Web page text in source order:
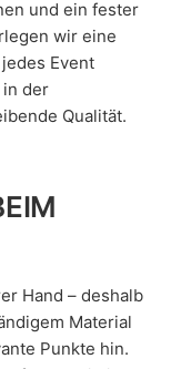
und ein fester
wir eine
Event
in der
Qualität.
Hand – deshalb
Material
Punkte hin.